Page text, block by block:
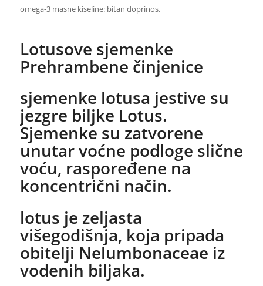
omega-3 masne kiseline: bitan doprinos.
Lotusove sjemenke
Prehrambene činjenice
sjemenke lotusa jestive su
jezgre biljke Lotus.
Sjemenke su zatvorene
unutar voćne podloge slične
voću, raspoređene na
koncentrični način.
lotus je zeljasta
višegodišnja, koja pripada
obitelji Nelumbonaceae iz
vodenih biljaka.